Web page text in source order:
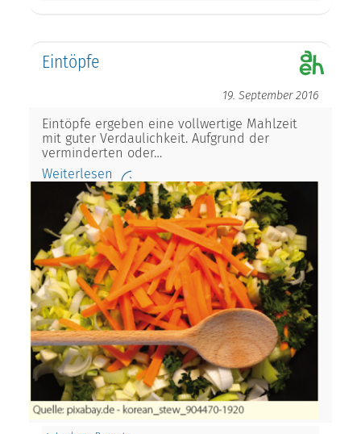
Eintöpfe
19. September 2016
Eintöpfe ergeben eine vollwertige Mahlzeit
mit guter Verdaulichkeit. Aufgrund der
verminderten oder…
Weiterlesen